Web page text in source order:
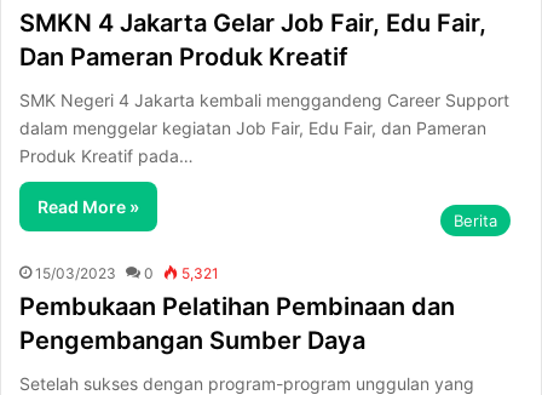
SMKN 4 Jakarta Gelar Job Fair, Edu Fair,
Dan Pameran Produk Kreatif
SMK Negeri 4 Jakarta kembali menggandeng Career Support
dalam menggelar kegiatan Job Fair, Edu Fair, dan Pameran
Produk Kreatif pada…
Read More »
Berita
15/03/2023 0 5,321
Pembukaan Pelatihan Pembinaan dan
Pengembangan Sumber Daya
Setelah sukses dengan program-program unggulan yang